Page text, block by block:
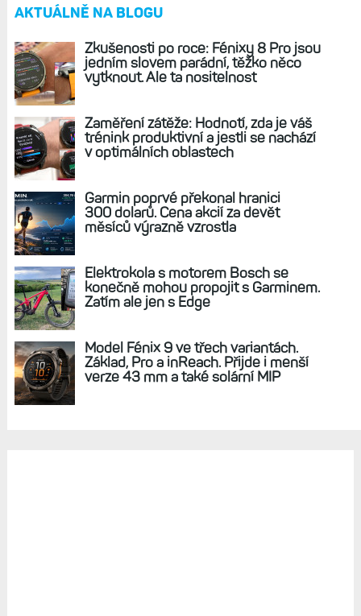
AKTUÁLNĚ NA BLOGU
Zkušenosti po roce: Fénixy 8 Pro jsou
jedním slovem parádní, těžko něco
vytknout. Ale ta nositelnost
Zaměření zátěže: Hodnotí, zda je váš
trénink produktivní a jestli se nachází
v optimálních oblastech
Garmin poprvé překonal hranici
300 dolarů. Cena akcií za devět
měsíců výrazně vzrostla
Elektrokola s motorem Bosch se
konečně mohou propojit s Garminem.
Zatím ale jen s Edge
Model Fénix 9 ve třech variantách.
Základ, Pro a inReach. Přijde i menší
verze 43 mm a také solární MIP